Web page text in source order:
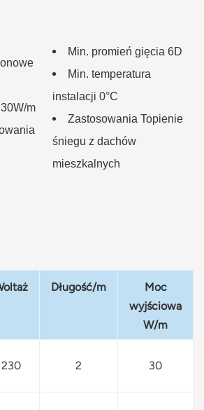
m
Min. promień gięcia 6D
Min. temperatura
instalacji 0°C
Zastosowania Topienie
śniegu z dachów
mieszkalnych
Długość/m
Moc
wyjściowa
W/m
230 2 30